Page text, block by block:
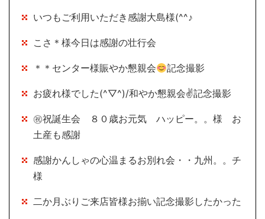
いつもご利用いただき感謝大島様(^^♪
こさ＊様今日は感謝の壮行会
＊＊センター様賑やか懇親会 記念撮影
お疲れ様でした(^▽^)/和やか懇親会✌記念撮影
㊗祝誕生会 ８０歳お元気 ハッピー。。様 お
土産も感謝
感謝かんしゃの心温まるお別れ会・・九州。。チ
様
二か月ぶりご来店皆様お揃い記念撮影したかった